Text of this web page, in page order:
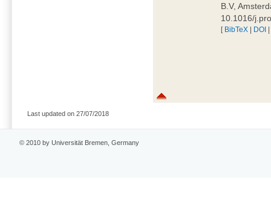
B.V,
10.1016/
[ BibTeX | DOI
Last updated on 27/07/2018
© 2010 by Universität Bremen, Germany